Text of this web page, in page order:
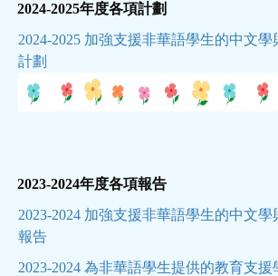
2024-2025年度各項計劃
2024-2025 加強支援非華語學生的中文
計劃
2023-2024年度各項報告
2023-2024 加強支援非華語學生的中文
報告
2023-2024 為非華語學生提供的教育支